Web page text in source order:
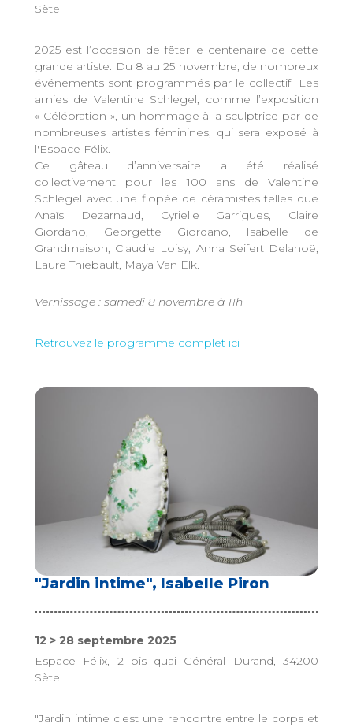
Sète
2025 est l’occasion de fêter le centenaire de cette
grande artiste. Du 8 au 25 novembre, de nombreux
événements sont programmés par le collectif Les
amies de Valentine Schlegel, comme l’exposition
« Célébration », un hommage à la sculptrice par de
nombreuses artistes féminines, qui sera exposé à
l'Espace Félix.
Ce gâteau d’anniversaire a été réalisé
collectivement pour les 100 ans de Valentine
Schlegel avec une flopée de céramistes telles que
Anaïs Dezarnaud, Cyrielle Garrigues, Claire
Giordano, Georgette Giordano, Isabelle de
Grandmaison, Claudie Loisy, Anna Seifert Delanoë,
Laure Thiebault, Maya Van Elk.
Vernissage : samedi 8 novembre à 11h
Retrouvez le programme complet ici
"Jardin intime", Isabelle Piron
12 > 28 septembre 2025
Espace Félix, 2 bis quai Général Durand, 34200
Sète
"Jardin intime c'est une rencontre entre le corps et